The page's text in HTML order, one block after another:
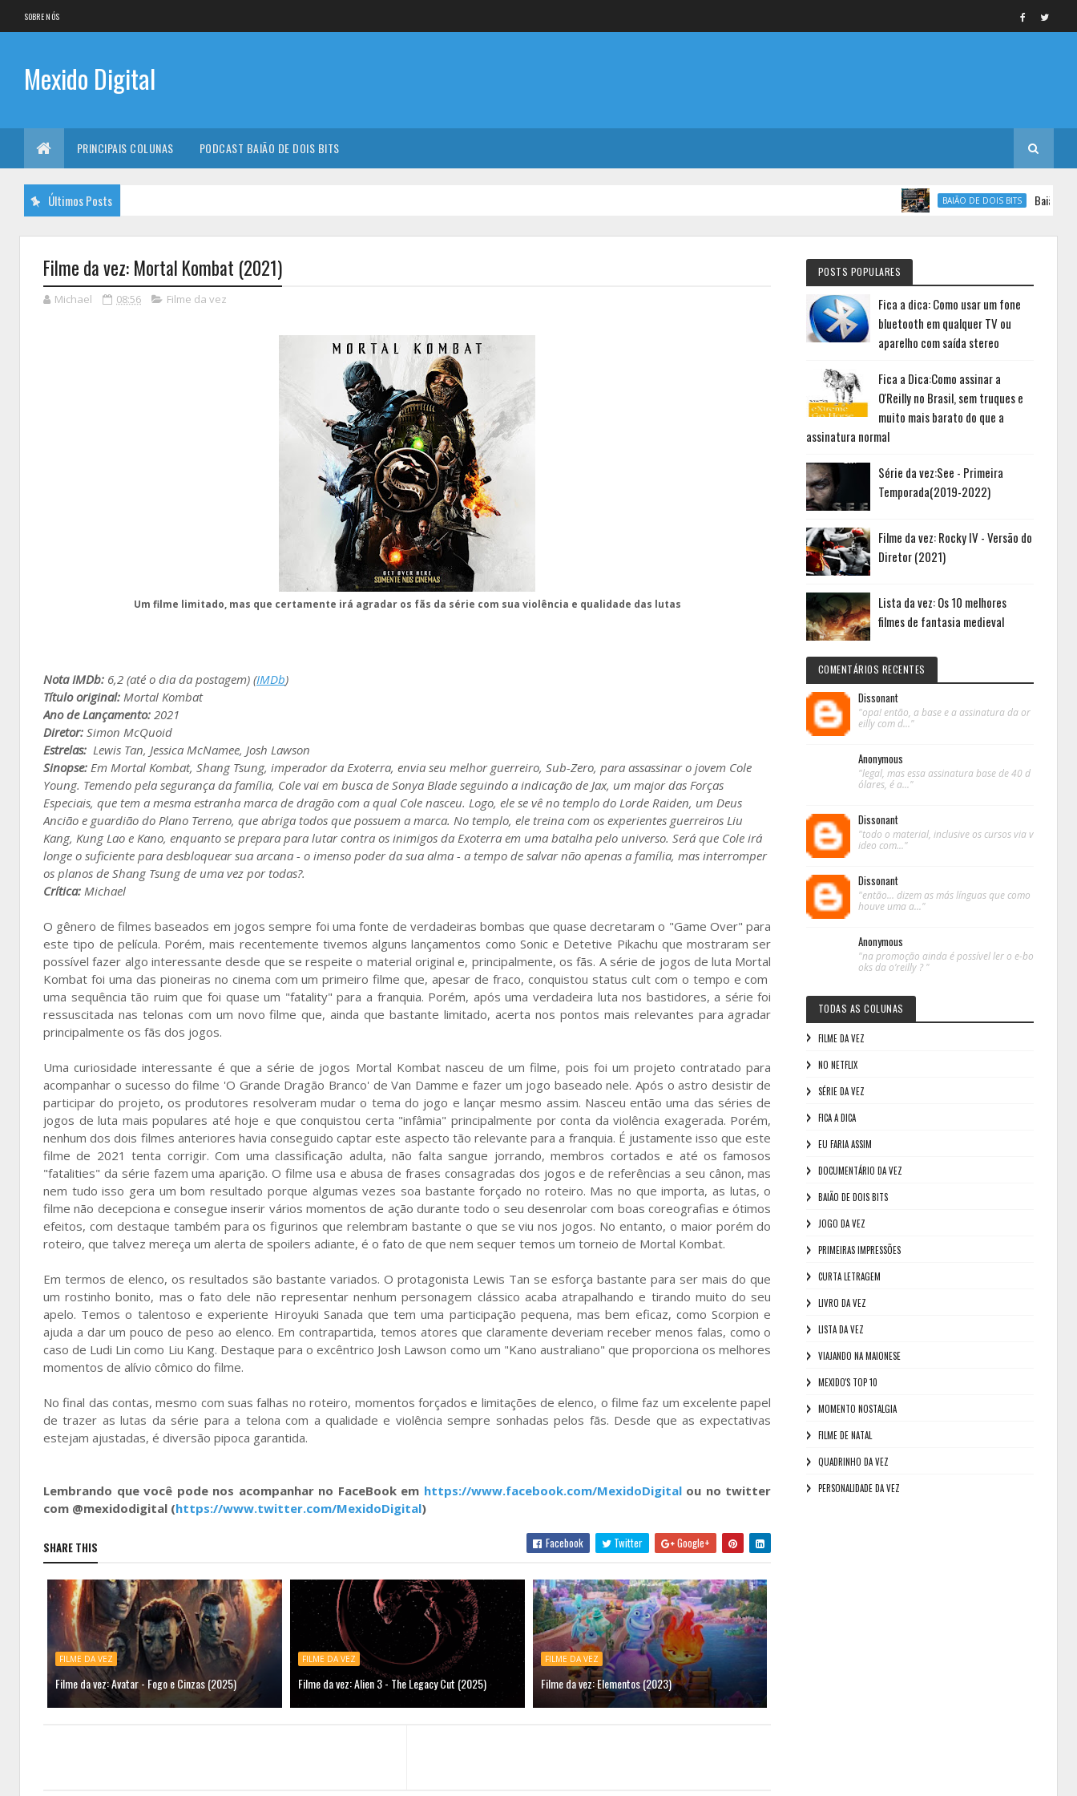
SOBRE NÓS
Mexido Digital
PRINCIPAIS COLUNAS PODCAST BAIÃO DE DOIS BITS
Últimos Posts BAIÃO DE DOIS BITS Baião de Dois
Filme da vez: Mortal Kombat (2021)
Michael 08:56 Filme da vez
Um filme limitado, mas que certamente irá agradar os fãs da série com sua violência e qualidade das lutas
Nota IMDb: 6,2 (até o dia da postagem) (IMDb)
Título original: Mortal Kombat
Ano de Lançamento: 2021
Diretor: Simon McQuoid
Estrelas: Lewis Tan, Jessica McNamee, Josh Lawson
Sinopse: Em Mortal Kombat, Shang Tsung, imperador da Exoterra, envia seu melhor guerreiro, Sub-Zero, para assassinar o jovem Cole
Young. Temendo pela segurança da família, Cole vai em busca de Sonya Blade seguindo a indicação de Jax, um major das Forças
Especiais, que tem a mesma estranha marca de dragão com a qual Cole nasceu. Logo, ele se vê no templo do Lorde Raiden, um Deus
Ancião e guardião do Plano Terreno, que abriga todos que possuem a marca. No templo, ele treina com os experientes guerreiros Liu
Kang, Kung Lao e Kano, enquanto se prepara para lutar contra os inimigos da Exoterra em uma batalha pelo universo. Será que Cole irá
longe o suficiente para desbloquear sua arcana - o imenso poder da sua alma - a tempo de salvar não apenas a família, mas interromper
os planos de Shang Tsung de uma vez por todas?.
Crítica: Michael
O gênero de filmes baseados em jogos sempre foi uma fonte de verdadeiras bombas que quase decretaram o "Game Over" para
este tipo de película. Porém, mais recentemente tivemos alguns lançamentos como Sonic e Detetive Pikachu que mostraram ser
possível fazer algo interessante desde que se respeite o material original e, principalmente, os fãs. A série de jogos de luta Mortal
Kombat foi uma das pioneiras no cinema com um primeiro filme que, apesar de fraco, conquistou status cult com o tempo e com
uma sequência tão ruim que foi quase um "fatality" para a franquia. Porém, após uma verdadeira luta nos bastidores, a série foi
ressuscitada nas telonas com um novo filme que, ainda que bastante limitado, acerta nos pontos mais relevantes para agradar
principalmente os fãs dos jogos.
Uma curiosidade interessante é que a série de jogos Mortal Kombat nasceu de um filme, pois foi um projeto contratado para
acompanhar o sucesso do filme 'O Grande Dragão Branco' de Van Damme e fazer um jogo baseado nele. Após o astro desistir de
participar do projeto, os produtores resolveram mudar o tema do jogo e lançar mesmo assim. Nasceu então uma das séries de
jogos de luta mais populares até hoje e que conquistou certa "infâmia" principalmente por conta da violência exagerada. Porém,
nenhum dos dois filmes anteriores havia conseguido captar este aspecto tão relevante para a franquia. É justamente isso que este
filme de 2021 tenta corrigir. Com uma classificação adulta, não falta sangue jorrando, membros cortados e até os famosos
"fatalities" da série fazem uma aparição. O filme usa e abusa de frases consagradas dos jogos e de referências a seu cânon, mas
nem tudo isso gera um bom resultado porque algumas vezes soa bastante forçado no roteiro. Mas no que importa, as lutas, o
filme não decepciona e consegue inserir vários momentos de ação durante todo o seu desenrolar com boas coreografias e ótimos
efeitos, com destaque também para os figurinos que relembram bastante o que se viu nos jogos. No entanto, o maior porém do
roteiro, que talvez mereça um alerta de spoilers adiante, é o fato de que nem sequer temos um torneio de Mortal Kombat.
Em termos de elenco, os resultados são bastante variados. O protagonista Lewis Tan se esforça bastante para ser mais do que
um rostinho bonito, mas o fato dele não representar nenhum personagem clássico acaba atrapalhando e tirando muito do seu
apelo. Temos o talentoso e experiente Hiroyuki Sanada que tem uma participação pequena, mas bem eficaz, como Scorpion e
ajuda a dar um pouco de peso ao elenco. Em contrapartida, temos atores que claramente deveriam receber menos falas, como o
caso de Ludi Lin como Liu Kang. Destaque para o excêntrico Josh Lawson como um "Kano australiano" que proporciona os melhores
momentos de alívio cômico do filme.
No final das contas, mesmo com suas falhas no roteiro, momentos forçados e limitações de elenco, o filme faz um excelente papel
de trazer as lutas da série para a telona com a qualidade e violência sempre sonhadas pelos fãs. Desde que as expectativas
estejam ajustadas, é diversão pipoca garantida.
Lembrando que você pode nos acompanhar no FaceBook em https://www.facebook.com/MexidoDigitalou no twitter
com @mexidodigital (https://www.twitter.com/MexidoDigital)
SHARE THIS Facebook Twitter Google+
FILME DA VEZ
Filme da vez: Avatar - Fogo e Cinzas (2025)
FILME DA VEZ
Filme da vez: Alien 3 - The Legacy Cut (2025)
FILME DA VEZ
Filme da vez: Elementos (2023)
POSTS POPULARES
Fica a dica: Como usar um fone
bluetooth em qualquer TV ou
aparelho com saída stereo
Fica a Dica:Como assinar a
O'Reilly no Brasil, sem truques e
muito mais barato do que a
assinatura normal
Série da vez:See - Primeira
Temporada(2019-2022)
Filme da vez: Rocky IV - Versão do
Diretor (2021)
Lista da vez: Os 10 melhores
filmes de fantasia medieval
COMENTÁRIOS RECENTES
Dissonant
"opa! então, a base e a assinatura da or
eilly com d..."
Anonymous
"legal, mas essa assinatura base de 40 d
ólares, é a..."
Dissonant
"todo o material, inclusive os cursos via v
ideo com..."
Dissonant
"então... dizem as más línguas que como
houve uma a..."
Anonymous
"na promoção ainda é possível ler o e-bo
oks da o’reilly ? "
TODAS AS COLUNAS
FILME DA VEZ
NO NETFLIX
SÉRIE DA VEZ
FICA A DICA
EU FARIA ASSIM
DOCUMENTÁRIO DA VEZ
BAIÃO DE DOIS BITS
JOGO DA VEZ
PRIMEIRAS IMPRESSÕES
CURTA LETRAGEM
LIVRO DA VEZ
LISTA DA VEZ
VIAJANDO NA MAIONESE
MEXIDO'S TOP 10
MOMENTO NOSTALGIA
FILME DE NATAL
QUADRINHO DA VEZ
PERSONALIDADE DA VEZ